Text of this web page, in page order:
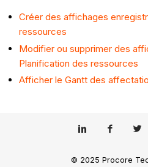
Créer des affichages
ressources
Modifier ou supprimer des
Planification des ressources
Afficher le Gantt des
© 2025 Procore